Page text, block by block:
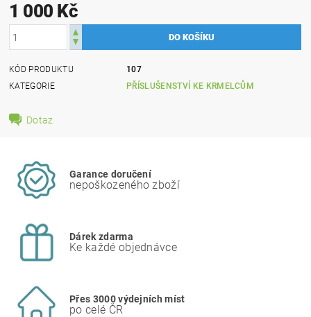
1 000 Kč
KÓD PRODUKTU
107
KATEGORIE
PŘÍSLUŠENSTVÍ KE KRMELCŮM
Dotaz
Garance doručení
nepoškozeného zboží
Dárek zdarma
Ke každé objednávce
Přes 3000 výdejních míst
po celé ČR